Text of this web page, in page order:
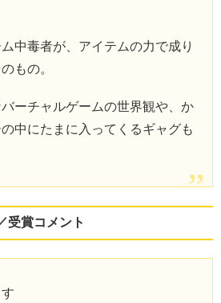
中毒者が、アイテムの力で成り
もの。
ーチャルゲームの世界観や、か
中にたまに入ってくるギャグも
受賞コメント